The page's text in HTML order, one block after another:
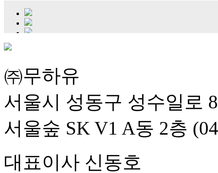
㈜무하유
서울시 성동구 성수일로
서울숲 SK V1 A동 2층
대표이사 신동호